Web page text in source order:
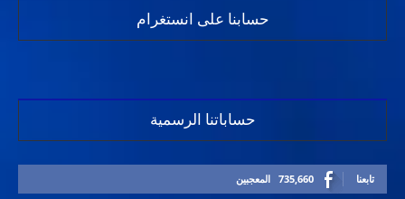
حسابنا على انستغرام
حساباتنا الرسمية
735,660 المعجبين تابعنا